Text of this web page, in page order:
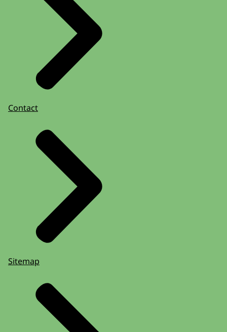
Contact
Sitemap